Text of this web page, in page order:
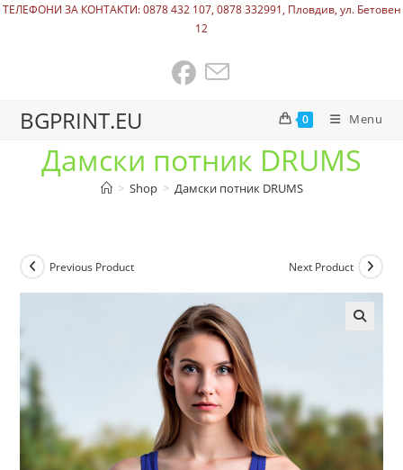
ТЕЛЕФОНИ ЗА КОНТАКТИ: 0878 432 107, 0878 332991, Пловдив, ул. Бетовен
12
BGPRINT.EU 0 Menu
Дамски потник DRUMS
> Shop > Дамски потник DRUMS
Previous Product Next Product